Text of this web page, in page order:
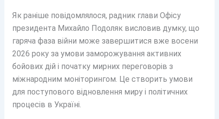
Як раніше повідомлялося, радник глави Офісу
президента Михайло Подоляк висловив думку, що
гаряча фаза війни може завершитися вже восени
2026 року за умови заморожування активних
бойових дій і початку мирних переговорів з
міжнародним моніторингом. Це створить умови
для поступового відновлення миру і політичних
процесів в Україні.